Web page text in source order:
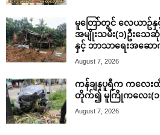
မူတြော်တွင် လေယာဥ်
အမျိုးသမီး(၁)ဦးသေဆုံ
နှင့် ဘာသာရေးအဆော
August 7, 2026
ကန်ချနပူရီက ကလေးထိ
တိုက်၍ မူကြိုကလေး(၁
August 7, 2026